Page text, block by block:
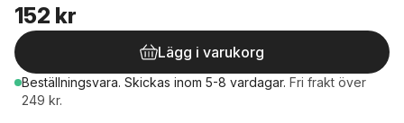
152 kr
Lägg i varukorg
Beställningsvara. Skickas inom 5-8 vardagar. Fri frakt över
249 kr.